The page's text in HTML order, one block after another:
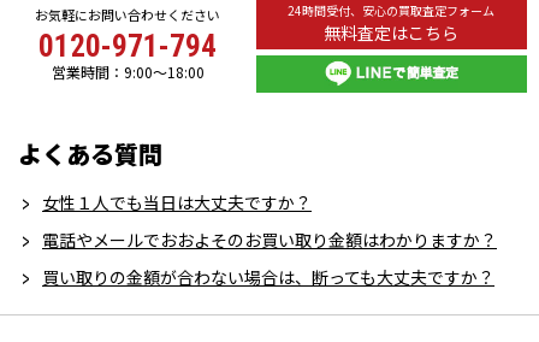
お気軽にお問い合わせください
0120-971-794
営業時間：9:00～18:00
24時間受付、安心の買取査定フォーム
無料査定はこちら
よくある質問
女性１人でも当日は大丈夫ですか？
電話やメールでおおよそのお買い取り金額はわかりますか？
買い取りの金額が合わない場合は、断っても大丈夫ですか？